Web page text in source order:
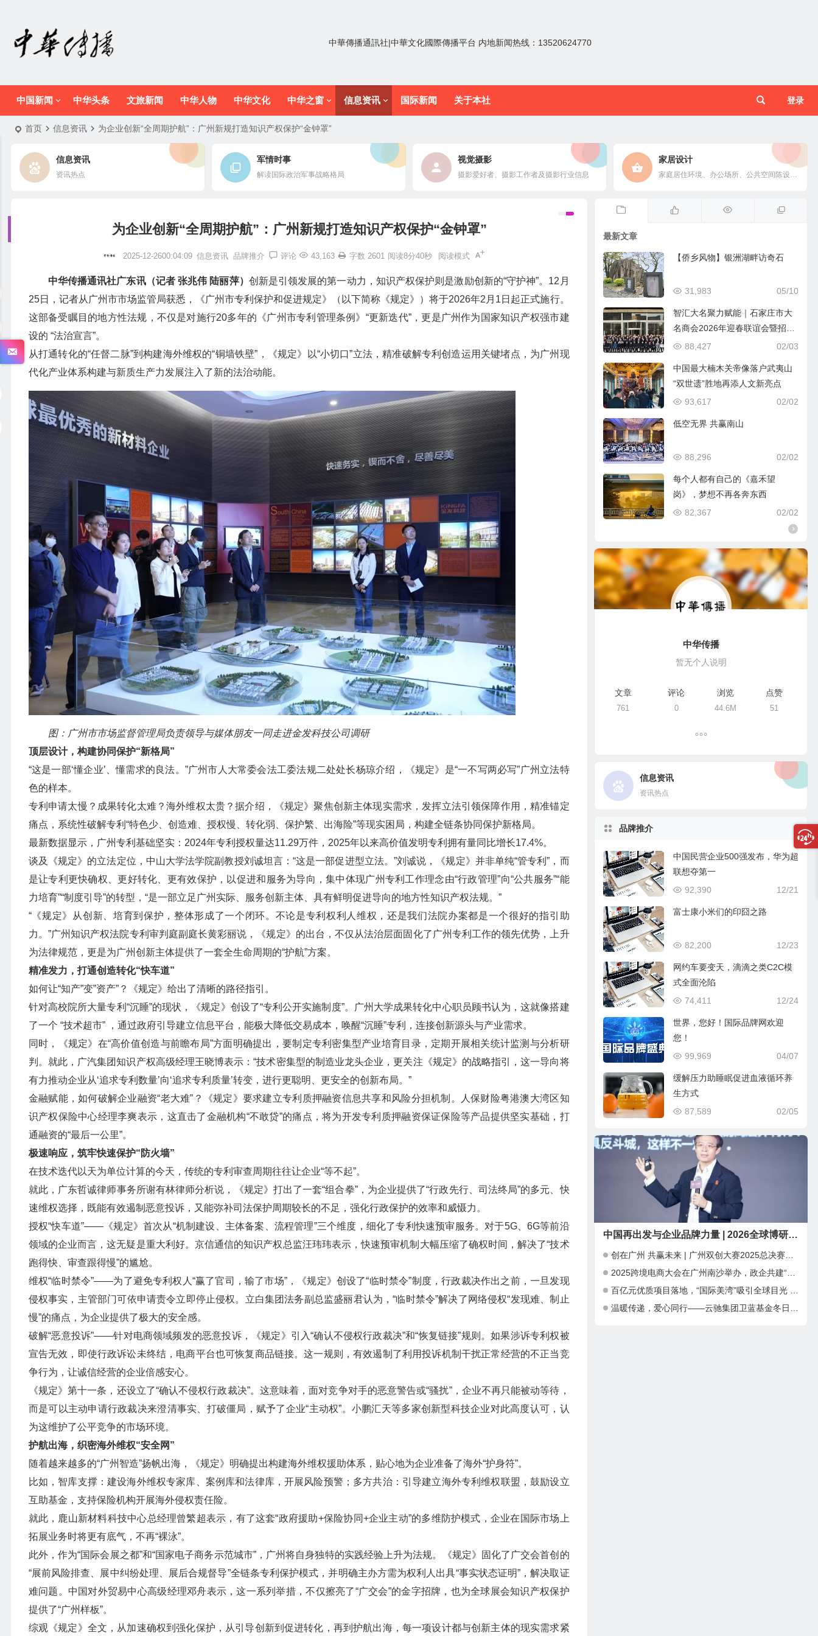
中華傳播通訊社|中華文化國際傳播平台 内地新闻热线：13520624770
中国新闻 中华头条 文旅新闻 中华人物 中华文化 中华之窗 信息资讯 国际新闻 关于本社 登录
首页 信息资讯 为企业创新“全周期护航”：广州新规打造知识产权保护“金钟罩”
信息资讯
资讯热点
军情时事
解读国际政治军事战略格局
视觉摄影
摄影爱好者、摄影工作者及摄影行业信息
家居设计
家庭居住环境、办公场所、公共空间陈设风格以设计搭配
为企业创新“全周期护航”：广州新规打造知识产权保护“金钟罩”
2025-12-2600:04:09 信息资讯 品牌推介 评论 43,163 字数 2601 阅读8分40秒 阅读模式
中华传播通讯社广东讯（记者 张兆伟 陆丽萍） 创新是引领发展的第一动力，知识产权保护则是激励创新的“守护神”。12月
25日，记者从广州市市场监管局获悉，《广州市专利保护和促进规定》（以下简称《规定》）将于2026年2月1日起正式施行。
这部备受瞩目的地方性法规，不仅是对施行20多年的《广州市专利管理条例》“更新迭代”，更是广州作为国家知识产权强市建
设的 “法治宣言”。
从打通转化的“任督二脉”到构建海外维权的“铜墙铁壁”，《规定》以“小切口”立法，精准破解专利创造运用关键堵点，为广州现
代化产业体系构建与新质生产力发展注入了新的法治动能。
图：广州市市场监督管理局负责领导与媒体朋友一同走进金发科技公司调研
顶层设计，构建协同保护“新格局”
“这是一部‘懂企业’、懂需求的良法。”广州市人大常委会法工委法规二处处长杨琼介绍，《规定》是“一不写两必写”广州立法特
色的样本。
专利申请太慢？成果转化太难？海外维权太贵？据介绍，《规定》聚焦创新主体现实需求，发挥立法引领保障作用，精准锚定
痛点，系统性破解专利“特色少、创造难、授权慢、转化弱、保护繁、出海险”等现实困局，构建全链条协同保护新格局。
最新数据显示，广州专利基础坚实：2024年专利授权量达11.29万件，2025年以来高价值发明专利拥有量同比增长17.4%。
谈及《规定》的立法定位，中山大学法学院副教授刘诚坦言：“这是一部促进型立法。”刘诚说，《规定》并非单纯“管专利”，而
是让专利更快确权、更好转化、更有效保护，以促进和服务为导向，集中体现广州专利工作理念由“行政管理”向“公共服务”“能
力培育”“制度引导”的转型，“是一部立足广州实际、服务创新主体、具有鲜明促进导向的地方性知识产权法规。”
“《规定》从创新、培育到保护，整体形成了一个闭环。不论是专利权利人维权，还是我们法院办案都是一个很好的指引助
力。”广州知识产权法院专利审判庭副庭长黄彩丽说，《规定》的出台，不仅从法治层面固化了广州专利工作的领先优势，上升
为法律规范，更是为广州创新主体提供了一套全生命周期的“护航”方案。
精准发力，打通创造转化“快车道”
如何让“知产”变”资产”？《规定》给出了清晰的路径指引。
针对高校院所大量专利“沉睡”的现状，《规定》创设了“专利公开实施制度”。广州大学成果转化中心职员顾书认为，这就像搭建
了一个 “技术超市” ，通过政府引导建立信息平台，能极大降低交易成本，唤醒“沉睡”专利，连接创新源头与产业需求。
同时，《规定》在“高价值创造与前瞻布局”方面明确提出，要制定专利密集型产业培育目录，定期开展相关统计监测与分析研
判。就此，广汽集团知识产权高级经理王晓博表示：“技术密集型的制造业龙头企业，更关注《规定》的战略指引，这一导向将
有力推动企业从‘追求专利数量’向‘追求专利质量’转变，进行更聪明、更安全的创新布局。”
金融赋能，如何破解企业融资“老大难”？《规定》要求建立专利质押融资信息共享和风险分担机制。人保财险粤港澳大湾区知
识产权保险中心经理李爽表示，这直击了金融机构“不敢贷”的痛点，将为开发专利质押融资保证保险等产品提供坚实基础，打
通融资的“最后一公里”。
极速响应，筑牢快速保护“防火墙”
在技术迭代以天为单位计算的今天，传统的专利审查周期往往让企业“等不起”。
就此，广东哲诚律师事务所谢有林律师分析说，《规定》打出了一套“组合拳”，为企业提供了“行政先行、司法终局”的多元、快
速维权选择，既能有效遏制恶意投诉，又能弥补司法保护周期较长的不足，强化行政保护的效率和威慑力。
授权“快车道”——《规定》首次从“机制建设、主体备案、流程管理”三个维度，细化了专利快速预审服务。对于5G、6G等前沿
领域的企业而言，这无疑是重大利好。京信通信的知识产权总监汪玮玮表示，快速预审机制大幅压缩了确权时间，解决了“技术
跑得快、审查跟得慢”的尴尬。
维权“临时禁令”——为了避免专利权人“赢了官司，输了市场”，《规定》创设了“临时禁令”制度，行政裁决作出之前，一旦发现
侵权事实，主管部门可依申请责令立即停止侵权。立白集团法务副总监盛丽君认为，“临时禁令”解决了网络侵权“发现难、制止
慢”的痛点，为企业提供了极大的安全感。
破解“恶意投诉”——针对电商领域频发的恶意投诉，《规定》引入“确认不侵权行政裁决”和“恢复链接”规则。如果涉诉专利权被
宣告无效，即使行政诉讼未终结，电商平台也可恢复商品链接。这一规则，有效遏制了利用投诉机制干扰正常经营的不正当竞
争行为，让诚信经营的企业倍感安心。
《规定》第十一条，还设立了“确认不侵权行政裁决”。这意味着，面对竞争对手的恶意警告或“骚扰”，企业不再只能被动等待，
而是可以主动申请行政裁决来澄清事实、打破僵局，赋予了企业“主动权”。小鹏汇天等多家创新型科技企业对此高度认可，认
为这维护了公平竞争的市场环境。
护航出海，织密海外维权“安全网”
随着越来越多的“广州智造”扬帆出海，《规定》明确提出构建海外维权援助体系，贴心地为企业准备了海外“护身符”。
比如，智库支撑：建设海外维权专家库、案例库和法律库，开展风险预警；多方共治：引导建立海外专利维权联盟，鼓励设立
互助基金，支持保险机构开展海外侵权责任险。
就此，鹿山新材料科技中心总经理曾繁超表示，有了这套“政府援助+保险协同+企业主动”的多维防护模式，企业在国际市场上
拓展业务时将更有底气，不再“裸泳”。
此外，作为“国际会展之都”和“国家电子商务示范城市”，广州将自身独特的实践经验上升为法规。《规定》固化了广交会首创的
“展前风险排查、展中纠纷处理、展后合规督导”全链条专利保护模式，并明确主办方需为权利人出具“事实状态证明”，解决取证
难问题。中国对外贸易中心高级经理邓舟表示，这一系列举措，不仅擦亮了“广交会”的金字招牌，也为全球展会知识产权保护
提供了“广州样板”。
综观《规定》全文，从加速确权到强化保护，从引导创新到促进转化，再到护航出海，每一项设计都与创新主体的现实需求紧
最新文章
【侨乡风物】银洲湖畔访奇石
05/10
31,983
智汇大名聚力赋能｜石家庄市大
名商会2026年迎春联谊会暨招商
引资推介会圆满落幕
02/03
88,427
中国最大楠木关帝像落户武夷山
“双世遗”胜地再添人文新亮点
02/02
93,617
低空无界 共赢南山
02/02
88,296
每个人都有自己的《嘉禾望
岗》，梦想不再各奔东西
02/02
82,367
中华传播
暂无个人说明
文章
761
评论
0
浏览
44.6M
点赞
51
信息资讯
资讯热点
品牌推介
中国民营企业500强发布，华为超
联想夺第一
12/21
92,390
富士康小米们的印囧之路
12/23
82,200
网约车要变天，滴滴之类C2C模
式全面沦陷
12/24
74,411
世界，您好！国际品牌网欢迎
您！
04/07
99,969
缓解压力助睡眠促进血液循环养
生方式
02/05
87,589
中国再出发与企业品牌力量 | 2026全球博研同学年会 在深圳圆满举行
创在广州 共赢未来 | 广州双创大赛2025总决赛暨INNO+大湾区科创嘉年华成功举办
2025跨境电商大会在广州南沙举办，政企共建“跨境电商出海新通道”
百亿元优质项目落地，“国际美湾”吸引全球目光 ——第三届广州国际美妆周开幕，千亿产业集群加速全球化布局
温暖传递，爱心同行——云驰集团卫蓝基金冬日公益捐赠行动